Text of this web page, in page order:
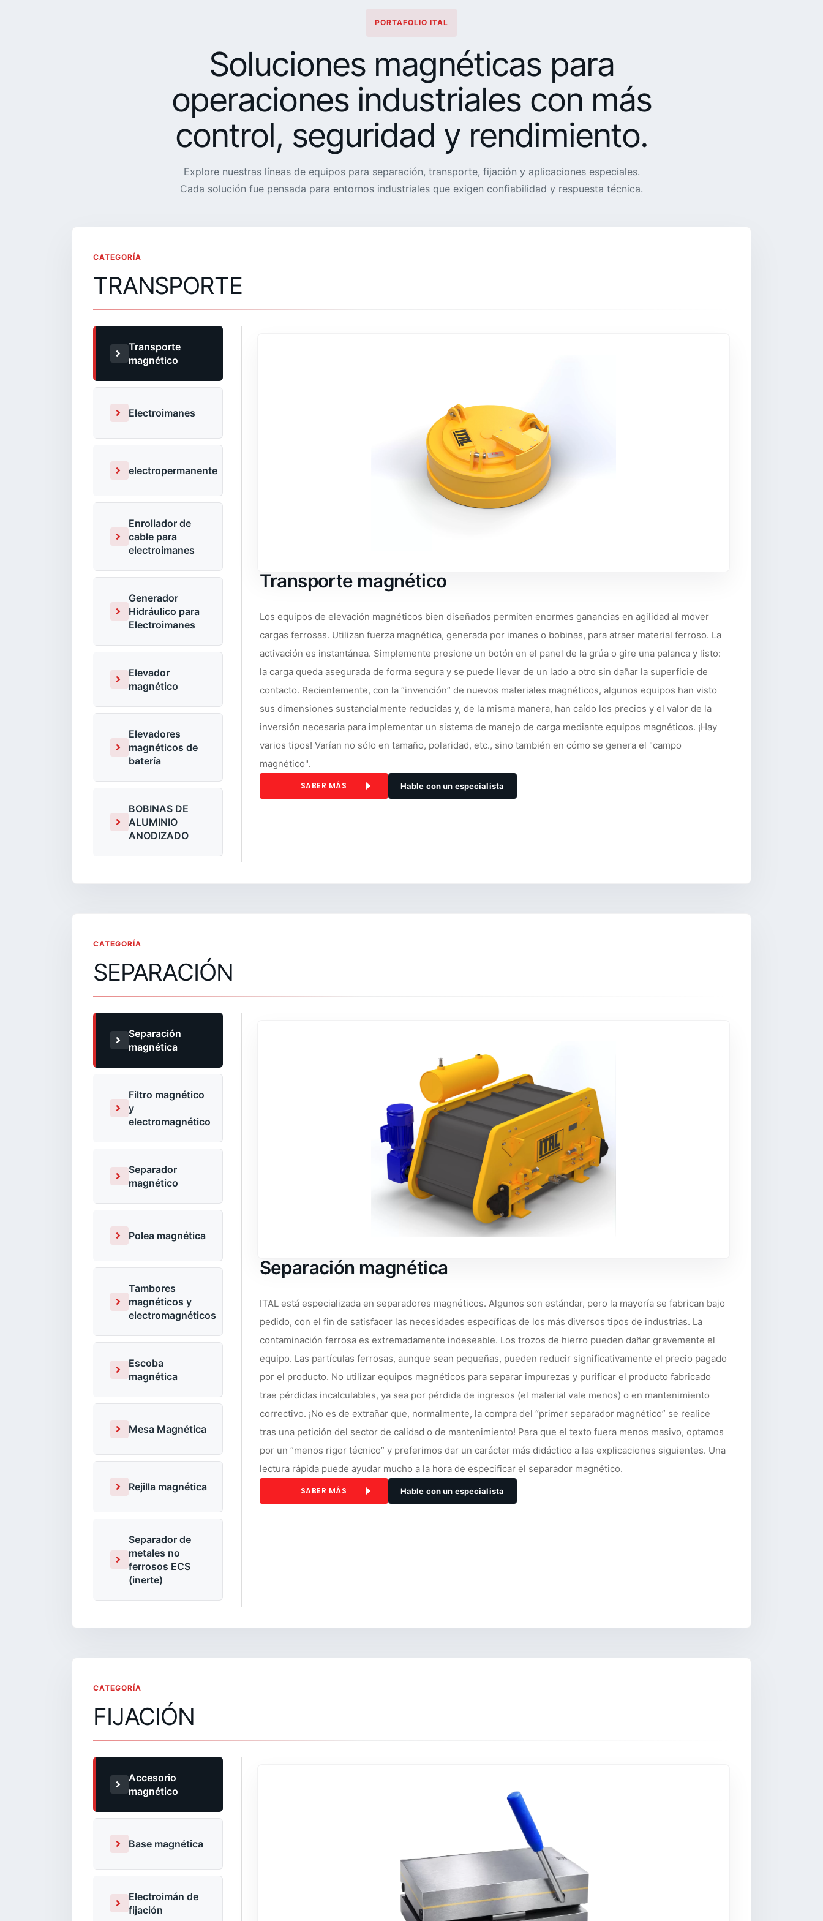
PORTAFOLIO ITAL
Soluciones magnéticas para
operaciones industriales con más
control, seguridad y rendimiento.
Explore nuestras líneas de equipos para separación, transporte, fijación y aplicaciones especiales.
Cada solución fue pensada para entornos industriales que exigen confiabilidad y respuesta técnica.
CATEGORÍA
TRANSPORTE
Transporte
magnético
Electroimanes
electropermanente
Enrollador de
cable para
electroimanes
Generador
Hidráulico para
Electroimanes
Elevador
magnético
Elevadores
magnéticos de
batería
BOBINAS DE
ALUMINIO
ANODIZADO
Transporte magnético
Los equipos de elevación magnéticos bien diseñados permiten enormes ganancias en agilidad al mover
cargas ferrosas. Utilizan fuerza magnética, generada por imanes o bobinas, para atraer material ferroso. La
activación es instantánea. Simplemente presione un botón en el panel de la grúa o gire una palanca y listo:
la carga queda asegurada de forma segura y se puede llevar de un lado a otro sin dañar la superficie de
contacto. Recientemente, con la “invención” de nuevos materiales magnéticos, algunos equipos han visto
sus dimensiones sustancialmente reducidas y, de la misma manera, han caído los precios y el valor de la
inversión necesaria para implementar un sistema de manejo de carga mediante equipos magnéticos. ¡Hay
varios tipos! Varían no sólo en tamaño, polaridad, etc., sino también en cómo se genera el "campo
magnético".
SABER MÁS Hable con un especialista
CATEGORÍA
SEPARACIÓN
Separación
magnética
Filtro magnético
y
electromagnético
Separador
magnético
Polea magnética
Tambores
magnéticos y
electromagnéticos
Escoba
magnética
Mesa Magnética
Rejilla magnética
Separador de
metales no
ferrosos ECS
(inerte)
Separación magnética
ITAL está especializada en separadores magnéticos. Algunos son estándar, pero la mayoría se fabrican bajo
pedido, con el fin de satisfacer las necesidades específicas de los más diversos tipos de industrias. La
contaminación ferrosa es extremadamente indeseable. Los trozos de hierro pueden dañar gravemente el
equipo. Las partículas ferrosas, aunque sean pequeñas, pueden reducir significativamente el precio pagado
por el producto. No utilizar equipos magnéticos para separar impurezas y purificar el producto fabricado
trae pérdidas incalculables, ya sea por pérdida de ingresos (el material vale menos) o en mantenimiento
correctivo. ¡No es de extrañar que, normalmente, la compra del “primer separador magnético” se realice
tras una petición del sector de calidad o de mantenimiento! Para que el texto fuera menos masivo, optamos
por un “menos rigor técnico” y preferimos dar un carácter más didáctico a las explicaciones siguientes. Una
lectura rápida puede ayudar mucho a la hora de especificar el separador magnético.
SABER MÁS Hable con un especialista
CATEGORÍA
FIJACIÓN
Accesorio
magnético
Base magnética
Electroimán de
fijación